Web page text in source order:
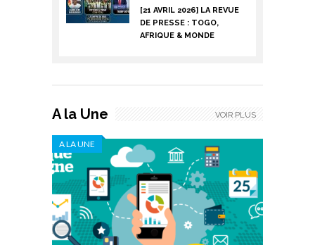
[21 AVRIL 2026] LA REVUE
DE PRESSE : TOGO,
AFRIQUE & MONDE
A la Une
A LA UNE
VOIR PLUS